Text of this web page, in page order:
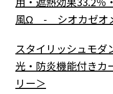
風Ω - シオカゼオ
スタイリッシュモ
光・防炎機能付き
リー＞